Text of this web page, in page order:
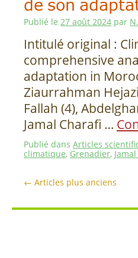
de son
Publié le 27 août 2024 par
Intitulé original :
comprehensive
adaptation in
Ziaurrahman
Fallah (4),
Jamal Charafi …
Publié dans Articles
climatique, Grenadier,
← Articles plus anciens